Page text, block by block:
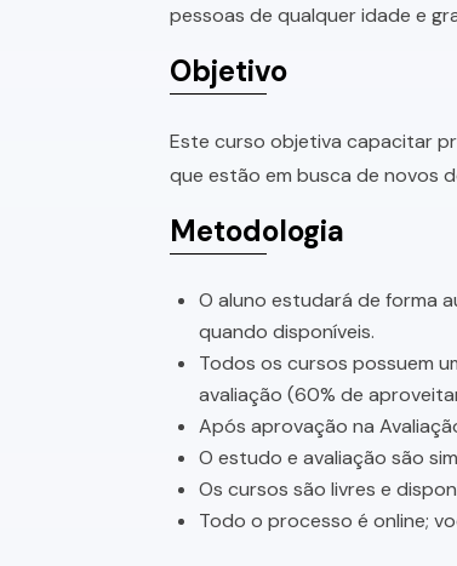
pessoas de qualquer idade e
Objetivo
Este curso objetiva capacitar
que estão em busca de novos
Metodologia
O aluno estudará de forma
quando disponíveis.
Todos os cursos possuem
avaliação (60% de
Após aprovação na
O estudo e avaliação são
Os cursos são livres e
Todo o processo é online;